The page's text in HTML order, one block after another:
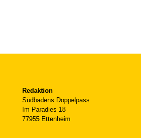
Redaktion
Südbadens Doppelpass
Im Paradies 18
77955 Ettenheim